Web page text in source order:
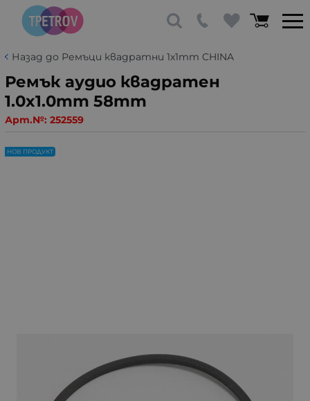
Назад до Ремъци квадратни 1x1mm CHINA
Ремък аудио квадратен
1.0x1.0mm 58mm
Арт.№: 252559
НОВ ПРОДУКТ